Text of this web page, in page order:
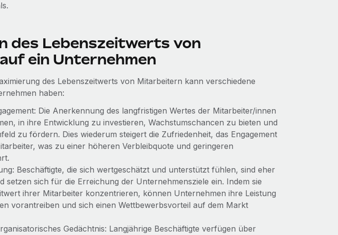
des Lebenszeitwerts von
ein Unternehmen
des Lebenszeitwerts von Mitarbeitern kann verschiedene
haben:
Die Anerkennung des langfristigen Wertes der Mitarbeiter/innen
in ihre Entwicklung zu investieren, Wachstumschancen zu bieten und
zu fördern. Dies wiederum steigert die Zufriedenheit, das Engagement
was zu einer höheren Verbleibquote und geringeren
Beschäftigte, die sich wertgeschätzt und unterstützt fühlen, sind eher
setzen sich für die Erreichung der Unternehmensziele ein. Indem sie
ihrer Mitarbeiter konzentrieren, können Unternehmen ihre Leistung
vorantreiben und sich einen Wettbewerbsvorteil auf dem Markt
Gedächtnis: Langjährige Beschäftigte verfügen über